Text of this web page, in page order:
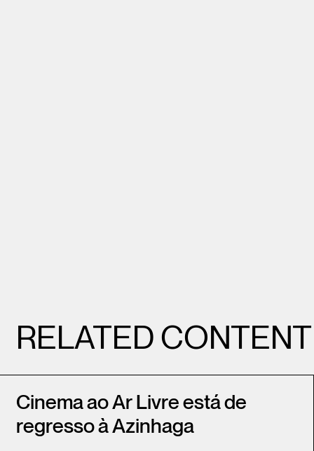
RELATED CONTENT
Cinema ao Ar Livre está de
regresso à Azinhaga